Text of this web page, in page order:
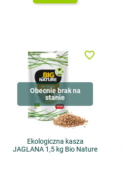
Obecnie brak na
stanie
Ekologiczna kasza
JAGLANA 1,5 kg Bio Nature
favorite_border